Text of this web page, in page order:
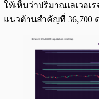
ให้เห็นว่าปริมาณเลเวอเ
แนวต้านสำคัญที่ 36,700